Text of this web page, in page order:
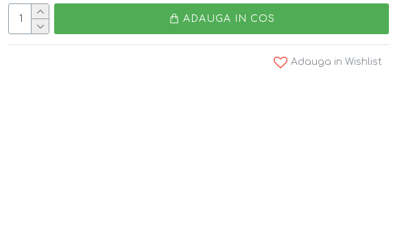
ADAUGA IN COS
Adauga in Wishlist